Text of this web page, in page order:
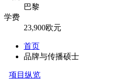
巴黎
学费
23,900欧元
首页
品牌与传播硕士
项目纵览